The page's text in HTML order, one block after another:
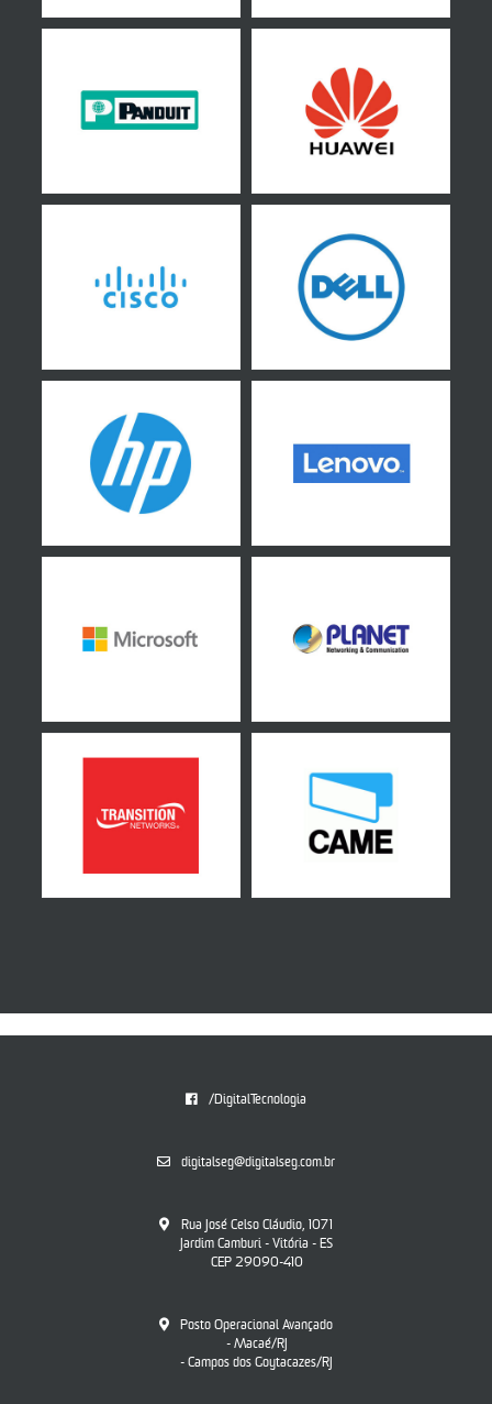
/DigitalTecnologia
digitalseg@digitalseg.com.br
Rua José Celso Cláudio, 1071
Jardim Camburi - Vitória - ES
CEP 29090-410
Posto Operacional Avançado
- Macaé/RJ
- Campos dos Goytacazes/RJ